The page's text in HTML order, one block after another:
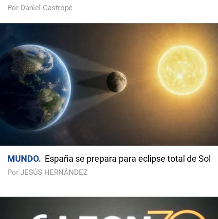
Por Daniel Castropé
MUNDO España se prepara para eclipse total de Sol
Por JESÚS HERNÁNDEZ